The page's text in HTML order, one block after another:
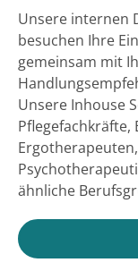
Unsere internen
besuchen Ihre
gemeinsam mit
Unsere Inhouse
ähnliche